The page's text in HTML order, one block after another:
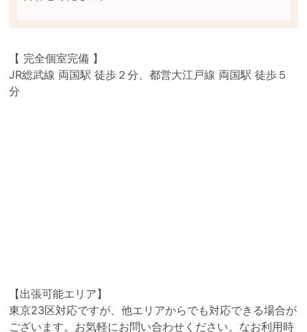
【 完全個室完備 】
JR総武線 両国駅 徒歩２分、都営大江戸線 両国駅 徒歩５
分
【出張可能エリア】
東京23区対応ですが、他エリアからでも対応できる場合が
ございます。お気軽にお問い合わせください。なお利用時